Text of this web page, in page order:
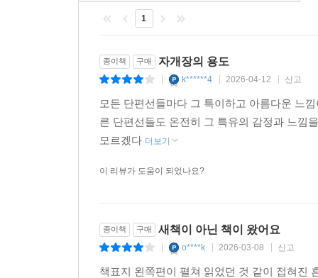
없는 자리에까지 간다. 때로는 인쇄된 상태로,
좋게 말하면 손오공이 머리카락을 뽑아 만든 분신
다만 이 분신들은 내 뜻대로 움직이지 않는다.
(글을 쓴) 이상 돌이킬 수 없다. 글자들은 나보다
그와 동시에 나는 지난 세월 내내 남들의 분신
노래, 그 외에도 하고많은 창작자가 만든 분신들.
아…… 결국 건배사 같은 글을 쓰고 말았다. 면
앞으로도 여러 자리를 분신들과 함께 채울 수 있다
1
종이책 구매 자개장의 용도
k******4 2026-04-12 신고
모든 단편선들마다 그 특이하고 아름다운 느
른 단편선들도 온전히 그 특유의 감정과 느낌
모르겠다 더보기
이 리뷰가 도움이 되었나요?
종이책 구매 새책이 아닌 책이 왔어요
o****k 2026-03-08 신고
책표지 왼쪽편이 펼쳐 읽었던 것 같이 접혀진